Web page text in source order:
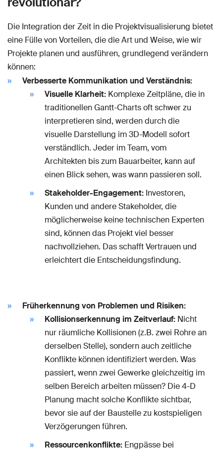
Die Integration der Zeit in die Projektvisualisierung bietet
eine Fülle von Vorteilen, die die Art und Weise, wie wir
Projekte planen und ausführen, grundlegend verändern
können:
Verbesserte Kommunikation und Verständnis:
Visuelle Klarheit: Komplexe Zeitpläne, die in
traditionellen Gantt-Charts oft schwer zu
interpretieren sind, werden durch die
visuelle Darstellung im 3D-Modell sofort
verständlich. Jeder im Team, vom
Architekten bis zum Bauarbeiter, kann auf
einen Blick sehen, was wann passieren soll.
Stakeholder-Engagement: Investoren,
Kunden und andere Stakeholder, die
möglicherweise keine technischen Experten
sind, können das Projekt viel besser
nachvollziehen. Das schafft Vertrauen und
erleichtert die Entscheidungsfindung.
Früherkennung von Problemen und Risiken:
Kollisionserkennung im Zeitverlauf: Nicht
nur räumliche Kollisionen (z.B. zwei Rohre an
derselben Stelle), sondern auch zeitliche
Konflikte können identifiziert werden. Was
passiert, wenn zwei Gewerke gleichzeitig im
selben Bereich arbeiten müssen? Die 4-D
Planung macht solche Konflikte sichtbar,
bevor sie auf der Baustelle zu kostspieligen
Verzögerungen führen.
Ressourcenkonflikte: Engpässe bei